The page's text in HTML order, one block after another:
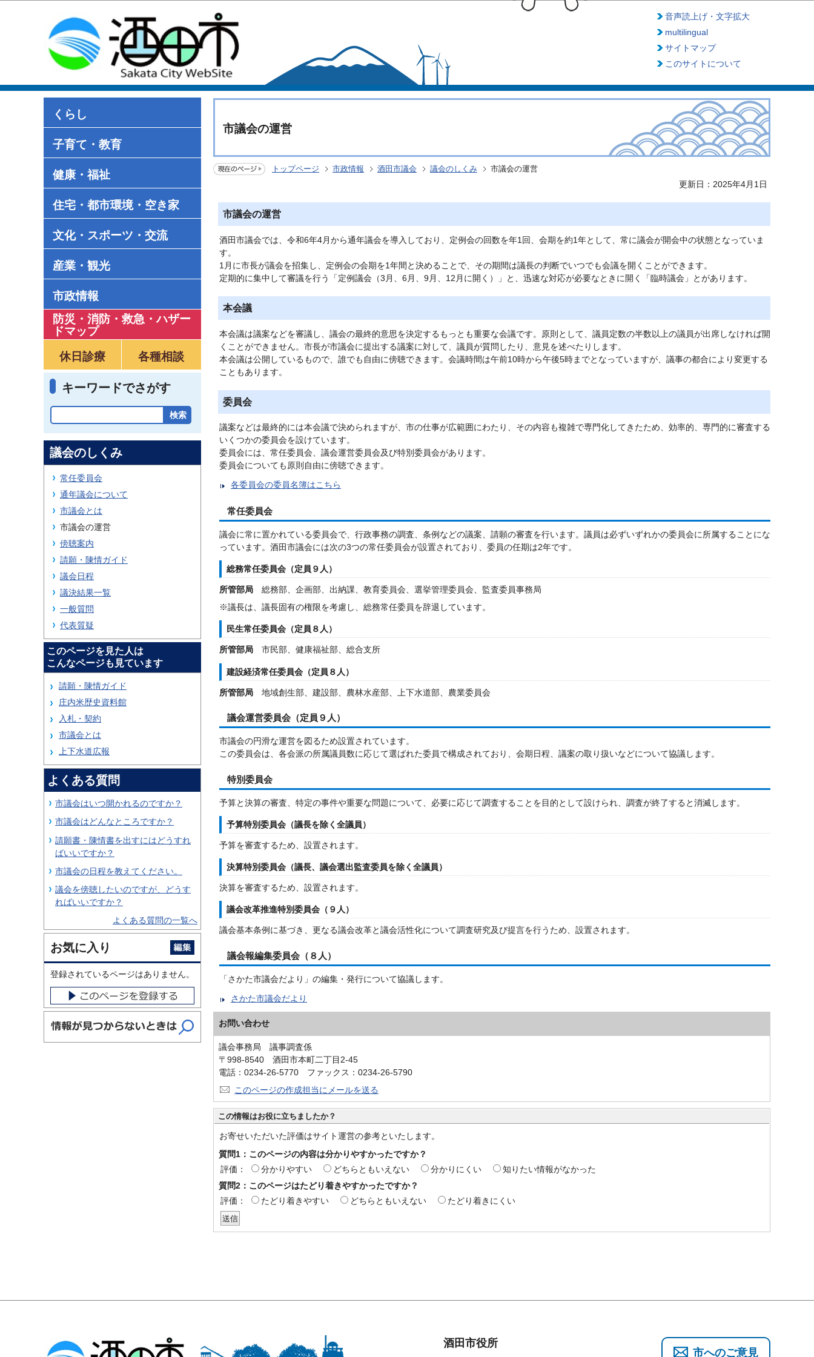
音声読上げ・文字拡大
multilingual
サイトマップ
このサイトについて
くらし
子育て・教育
健康・福祉
住宅・都市環境・空き家
文化・スポーツ・交流
産業・観光
市政情報
防災・消防・救急 ・ハザー
ドマップ
休日診療
各種相談
キーワードでさがす
市議会の運営
トップページ 市政情報 酒田市議会 議会のしくみ 市議会の運営
更新日：2025年4月1日
市議会の運営
酒田市議会では、令和6年4月から通年議会を導入しており、定例会の回数を年1回、会期を約1年として、常に議会が開会中の状態となっていま
す。
1月に市長が議会を招集し、定例会の会期を1年間と決めることで、その期間は議長の判断でいつでも会議を開くことができます。
定期的に集中して審議を行う「定例議会（3月、6月、9月、12月に開く）」と、迅速な対応が必要なときに開く「臨時議会」とがあります。
本会議
本会議は議案などを審議し、議会の最終的意思を決定するもっとも重要な会議です。原則として、議員定数の半数以上の議員が出席しなければ開
くことができません。市長が市議会に提出する議案に対して、議員が質問したり、意見を述べたりします。
本会議は公開しているもので、誰でも自由に傍聴できます。会議時間は午前10時から午後5時までとなっていますが、議事の都合により変更する
こともあります。
委員会
議案などは最終的には本会議で決められますが、市の仕事が広範囲にわたり、その内容も複雑で専門化してきたため、効率的、専門的に審査する
いくつかの委員会を設けています。
委員会には、常任委員会、議会運営委員会及び特別委員会があります。
委員会についても原則自由に傍聴できます。
各委員会の委員名簿はこちら
常任委員会
議会に常に置かれている委員会で、行政事務の調査、条例などの議案、請願の審査を行います。議員は必ずいずれかの委員会に所属することにな
っています。酒田市議会には次の3つの常任委員会が設置されており、委員の任期は2年です。
総務常任委員会（定員９人）
所管部局 総務部、企画部、出納課、教育委員会、選挙管理委員会、監査委員事務局
※議長は、議長固有の権限を考慮し、総務常任委員を辞退しています。
民生常任委員会（定員８人）
所管部局 市民部、健康福祉部、総合支所
建設経済常任委員会（定員８人）
所管部局 地域創生部、建設部、農林水産部、上下水道部、農業委員会
議会運営委員会（定員９人）
市議会の円滑な運営を図るため設置されています。
この委員会は、各会派の所属議員数に応じて選ばれた委員で構成されており、会期日程、議案の取り扱いなどについて協議します。
特別委員会
予算と決算の審査、特定の事件や重要な問題について、必要に応じて調査することを目的として設けられ、調査が終了すると消滅します。
予算特別委員会（議長を除く全議員）
予算を審査するため、設置されます。
決算特別委員会（議長、議会選出監査委員を除く全議員）
決算を審査するため、設置されます。
議会改革推進特別委員会（９人）
議会基本条例に基づき、更なる議会改革と議会活性化について調査研究及び提言を行うため、設置されます。
議会報編集委員会（８人）
「さかた市議会だより」の編集・発行について協議します。
さかた市議会だより
お問い合わせ
議会事務局 議事調査係
〒998-8540 酒田市本町二丁目2-45
電話：0234-26-5770 ファックス：0234-26-5790
このページの作成担当にメールを送る
この情報はお役に立ちましたか？
お寄せいただいた評価はサイト運営の参考といたします。
質問1：このページの内容は分かりやすかったですか？
評価：
分かりやすい どちらともいえない 分かりにくい
知りたい情報がなかった
質問2：このページはたどり着きやすかったですか？
評価：
たどり着きやすい どちらともいえない たどり着きにくい
議会のしくみ
常任委員会
通年議会について
市議会とは
市議会の運営
傍聴案内
請願・陳情ガイド
議会日程
議決結果一覧
一般質問
代表質疑
このページを見た人は
こんなページも見ています
請願・陳情ガイド
庄内米歴史資料館
入札・契約
市議会とは
上下水道広報
よくある質問
市議会はいつ開かれるのですか？
市議会はどんなところですか？
請願書・陳情書を出すにはどうすれ
ばいいですか？
市議会の日程を教えてください。
議会を傍聴したいのですが、どうす
ればいいですか？
よくある質問の一覧へ
お気に入り
登録されているページはありません。
酒田市役所
市へのご意見